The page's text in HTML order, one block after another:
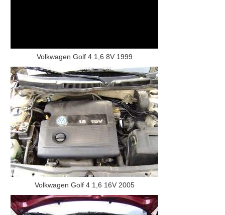
Volkwagen Golf 4 1,6 8V 1999
Volkwagen Golf 4 1,6 16V 2005